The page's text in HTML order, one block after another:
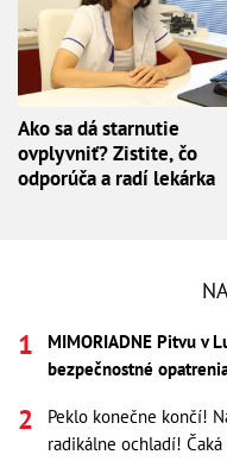
Ako sa dá starnutie
ovplyvniť? Zistite, čo
odporúča a radí lekárka
MIMORIADNE Pitvu v
bezpečnostné
Peklo konečne končí!
radikálne ochladí! Čaká